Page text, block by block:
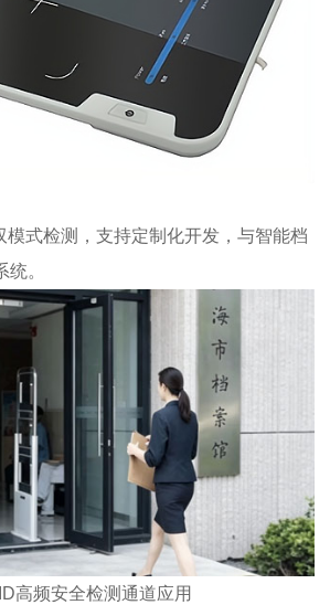
模式检测，支持定制化开发，与智能档
。
高频安全检测通道应用